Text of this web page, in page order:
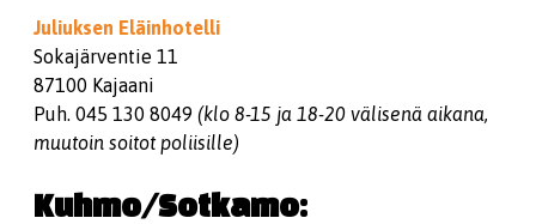
Juliuksen Eläinhotelli
Sokajärventie 11
87100 Kajaani
Puh. 045 130 8049 (klo 8-15 ja 18-20 välisenä aikana,
muutoin soitot poliisille)
Kuhmo/Sotkamo: